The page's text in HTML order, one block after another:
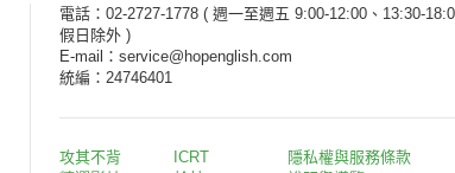
電話：02-2727-1778 ( 週一至週五 9:00-12:00、13:30-
假日除外 )
E-mail：service@hopenglish.com
統編：24746401
攻其不背
ICRT
隱私權與服務條款